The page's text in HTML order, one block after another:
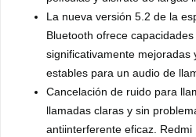
La nueva versión 5.2 de la
Bluetooth ofrece
significativamente mejoradas
estables para un audio de
Cancelación de ruido para
llamadas claras y sin
antiinterferente eficaz. Redmi